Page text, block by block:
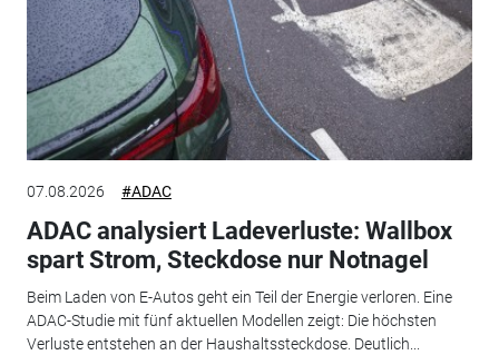
07.08.2026 #ADAC
ADAC analysiert Ladeverluste: Wallbox
spart Strom, Steckdose nur Notnagel
Beim Laden von E-Autos geht ein Teil der Energie verloren. Eine
ADAC-Studie mit fünf aktuellen Modellen zeigt: Die höchsten
Verluste entstehen an der Haushaltssteckdose. Deutlich...